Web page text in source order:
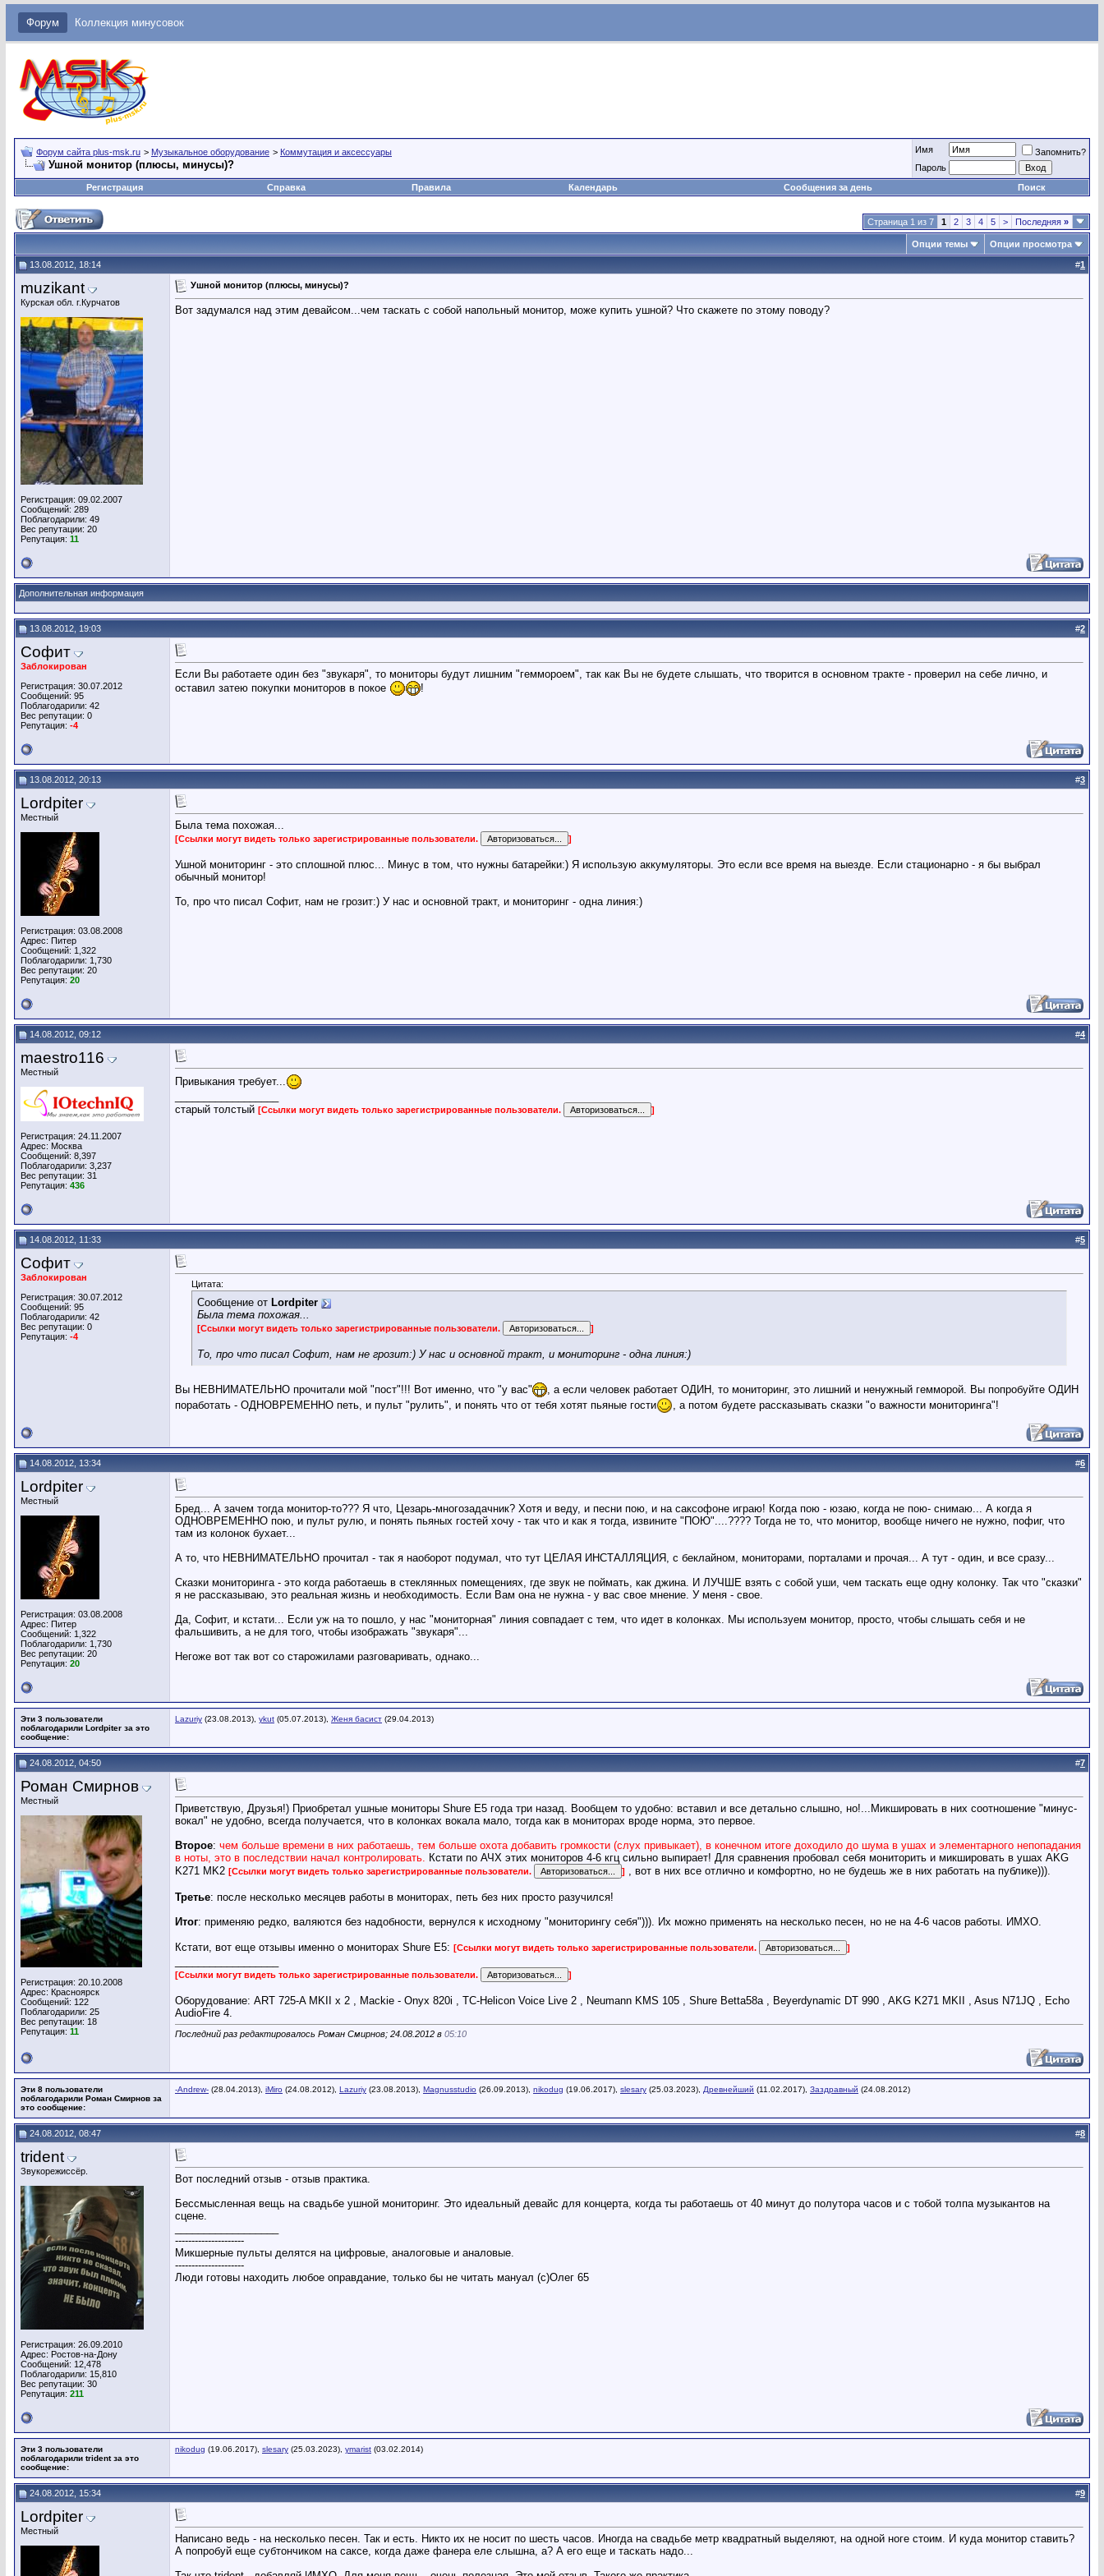
Форум Коллекция минусовок
Форум сайта plus-msk.ru > Музыкальное оборудование > Коммутация и аксессуары
Ушной монитор (плюсы, минусы)?
Имя
Запомнить?
Пароль
Регистрация
Справка Правила Календарь Сообщения за день Поиск
Страница 1 из 7 1 2 3 4 5 > Последняя »
Опции темы Опции просмотра
13.08.2012, 18:14 #1
muzikant
Курская обл. г.Курчатов
Регистрация: 09.02.2007
Сообщений: 289
Поблагодарили: 49
Вес репутации: 20
Репутация: 11
Ушной монитор (плюсы, минусы)?
Вот задумался над этим девайсом...чем таскать с собой напольный монитор, може купить ушной? Что скажете по этому поводу?
Дополнительная информация
13.08.2012, 19:03 #2
Софит
Заблокирован
Регистрация: 30.07.2012
Сообщений: 95
Поблагодарили: 42
Вес репутации: 0
Репутация: -4
Если Вы работаете один без "звукаря", то мониторы будут лишним "геммороем", так как Вы не будете слышать, что творится в основном тракте - проверил на себе лично, и
оставил затею покупки мониторов в покое
!
13.08.2012, 20:13 #3
Lordpiter
Местный
Регистрация: 03.08.2008
Адрес: Питер
Сообщений: 1,322
Поблагодарили: 1,730
Вес репутации: 20
Репутация: 20
Была тема похожая...
[Ссылки могут видеть только зарегистрированные пользователи. ]
Ушной мониторинг - это сплошной плюс... Минус в том, что нужны батарейки:) Я использую аккумуляторы. Это если все время на выезде. Если стационарно - я бы выбрал
обычный монитор!
То, про что писал Софит, нам не грозит:) У нас и основной тракт, и мониторинг - одна линия:)
14.08.2012, 09:12 #4
maestro116
Местный
Регистрация: 24.11.2007
Адрес: Москва
Сообщений: 8,397
Поблагодарили: 3,237
Вес репутации: 31
Репутация: 436
Привыкания требует...
старый толстый [Ссылки могут видеть только зарегистрированные пользователи. ]
14.08.2012, 11:33 #5
Софит
Заблокирован
Регистрация: 30.07.2012
Сообщений: 95
Поблагодарили: 42
Вес репутации: 0
Репутация: -4
Цитата:
Сообщение от Lordpiter
Была тема похожая...
[Ссылки могут видеть только зарегистрированные пользователи. ]
То, про что писал Софит, нам не грозит:) У нас и основной тракт, и мониторинг - одна линия:)
Вы НЕВНИМАТЕЛЬНО прочитали мой "пост"!!! Вот именно, что "у вас"
, а если человек работает ОДИН, то мониторинг, это лишний и ненужный гемморой. Вы попробуйте ОДИН
поработать - ОДНОВРЕМЕННО петь, и пульт "рулить", и понять что от тебя хотят пьяные гости
, а потом будете рассказывать сказки "о важности мониторинга"!
14.08.2012, 13:34 #6
Lordpiter
Местный
Регистрация: 03.08.2008
Адрес: Питер
Сообщений: 1,322
Поблагодарили: 1,730
Вес репутации: 20
Репутация: 20
Бред... А зачем тогда монитор-то??? Я что, Цезарь-многозадачник? Хотя и веду, и песни пою, и на саксофоне играю! Когда пою - юзаю, когда не пою- снимаю... А когда я
ОДНОВРЕМЕННО пою, и пульт рулю, и понять пьяных гостей хочу - так что и как я тогда, извините "ПОЮ"....???? Тогда не то, что монитор, вообще ничего не нужно, пофиг, что
там из колонок бухает...
А то, что НЕВНИМАТЕЛЬНО прочитал - так я наоборот подумал, что тут ЦЕЛАЯ ИНСТАЛЛЯЦИЯ, с беклайном, мониторами, порталами и прочая... А тут - один, и все сразу...
Сказки мониторинга - это когда работаешь в стеклянных помещениях, где звук не поймать, как джина. И ЛУЧШЕ взять с собой уши, чем таскать еще одну колонку. Так что "сказки"
я не рассказываю, это реальная жизнь и необходимость. Если Вам она не нужна - у вас свое мнение. У меня - свое.
Да, Софит, и кстати... Если уж на то пошло, у нас "мониторная" линия совпадает с тем, что идет в колонках. Мы используем монитор, просто, чтобы слышать себя и не
фальшивить, а не для того, чтобы изображать "звукаря"...
Негоже вот так вот со старожилами разговаривать, однако...
Эти 3 пользователи
поблагодарили Lordpiter за это
сообщение:
Lazuriy (23.08.2013), ykut (05.07.2013), Женя басист (29.04.2013)
24.08.2012, 04:50 #7
Роман Смирнов
Местный
Регистрация: 20.10.2008
Адрес: Красноярск
Сообщений: 122
Поблагодарили: 25
Вес репутации: 18
Репутация: 11
Приветствую, Друзья!) Приобретал ушные мониторы Shure Е5 года три назад. Вообщем то удобно: вставил и все детально слышно, но!...Микшировать в них соотношение "минус-
вокал" не удобно, всегда получается, что в колонках вокала мало, тогда как в мониторах вроде норма, это первое.
Второе: чем больше времени в них работаешь, тем больше охота добавить громкости (слух привыкает), в конечном итоге доходило до шума в ушах и элементарного непопадания
в ноты, это в последствии начал контролировать. Кстати по АЧХ этих мониторов 4-6 кгц сильно выпирает! Для сравнения пробовал себя мониторить и микшировать в ушах AKG
K271 MK2 [Ссылки могут видеть только зарегистрированные пользователи. ] , вот в них все отлично и комфортно, но не будешь же в них работать на публике))).
Третье: после несколько месяцев работы в мониторах, петь без них просто разучился!
Итог: применяю редко, валяются без надобности, вернулся к исходному "мониторингу себя"))). Их можно применять на несколько песен, но не на 4-6 часов работы. ИМХО.
Кстати, вот еще отзывы именно о мониторах Shure Е5: [Ссылки могут видеть только зарегистрированные пользователи. ]
[Ссылки могут видеть только зарегистрированные пользователи. ]
Оборудование: ART 725-A MKII x 2 , Mackie - Onyx 820i , TC-Helicon Voice Live 2 , Neumann KMS 105 , Shure Betta58a , Beyerdynamic DT 990 , AKG K271 MKII , Asus N71JQ , Echo
AudioFire 4.
Последний раз редактировалось Роман Смирнов; 24.08.2012 в 05:10
Эти 8 пользователи
поблагодарили Роман Смирнов за
это сообщение:
-Andrew- (28.04.2013), iMiro (24.08.2012), Lazuriy (23.08.2013), Magnusstudio (26.09.2013), nikodug (19.06.2017), slesary (25.03.2023), Древнейший (11.02.2017), Заздравный (24.08.2012)
24.08.2012, 08:47 #8
trident
Звукорежиссёр.
Регистрация: 26.09.2010
Адрес: Ростов-на-Дону
Сообщений: 12,478
Поблагодарили: 15,810
Вес репутации: 30
Репутация: 211
Вот последний отзыв - отзыв практика.
Бессмысленная вещь на свадьбе ушной мониторинг. Это идеальный девайс для концерта, когда ты работаешь от 40 минут до полутора часов и с тобой толпа музыкантов на
сцене.
---------------------
Микшерные пульты делятся на цифровые, аналоговые и аналовые.
---------------------
Люди готовы находить любое оправдание, только бы не читать мануал (с)Олег 65
Эти 3 пользователи
поблагодарили trident за это
сообщение:
nikodug (19.06.2017), slesary (25.03.2023), ymarist (03.02.2014)
24.08.2012, 15:34 #9
Lordpiter
Местный
Написано ведь - на несколько песен. Так и есть. Никто их не носит по шесть часов. Иногда на свадьбе метр квадратный выделяют, на одной ноге стоим. И куда монитор ставить?
А попробуй еще субтончиком на саксе, когда даже фанера еле слышна, а? А его еще и таскать надо...